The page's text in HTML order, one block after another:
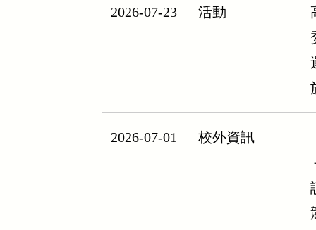
2026-07-23 活動
2026-07-01 校外資訊